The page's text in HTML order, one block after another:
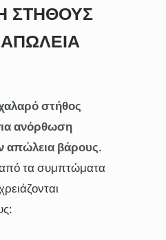
ΣΤΉΘΟΥΣ
στήθος
ανόρθωση
απώλεια βάρους.
από τα συμπτώματα